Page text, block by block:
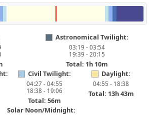
Astronomical Twilight:
03:19 - 03:54
19:39 - 20:15
Total: 1h 10m
Civil Twilight:
04:27 - 04:55
18:38 - 19:06
Total: 56m
Daylight:
04:55 - 18:38
Total: 13h 43m
Solar Noon/Midnight: